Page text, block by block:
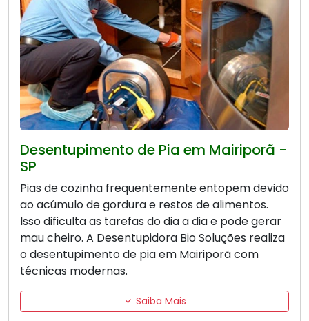
Desentupimento de Pia em Mairiporã -
SP
Pias de cozinha frequentemente entopem devido
ao acúmulo de gordura e restos de alimentos.
Isso dificulta as tarefas do dia a dia e pode gerar
mau cheiro. A Desentupidora Bio Soluções realiza
o desentupimento de pia em Mairiporã com
técnicas modernas.
Saiba Mais